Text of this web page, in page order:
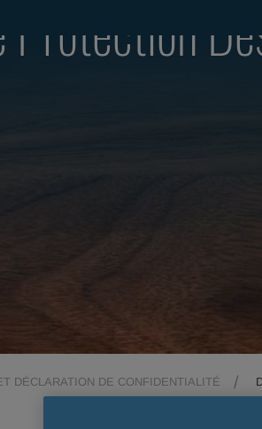
DÉCLARATION DE CONFIDENTIALITÉ